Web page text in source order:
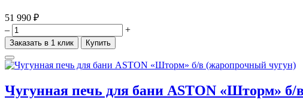
51 990 ₽
–
+
Заказать в 1 клик Купить
Чугунная печь для бани ASTON «Шторм»